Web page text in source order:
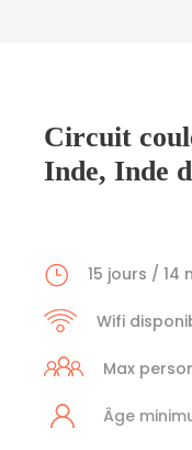
Circuit
Inde, Inde
15 jours / 14
Wifi
Max
Âge